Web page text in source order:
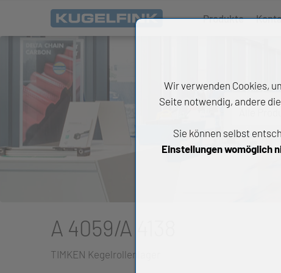
Produkte
Alle
A 4059/A 4138
TIMKEN Kegelrollenlager
Wir verwenden Cookies,
Seite notwendig, andere
Sie können selbst
Einstellungen womöglich